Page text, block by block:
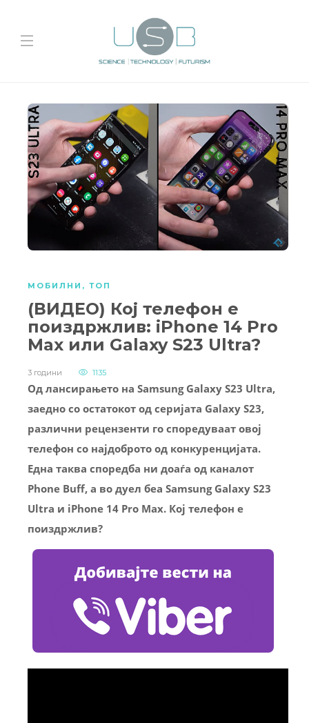
МОБИЛНИ , ТОП
(ВИДЕО) Кој телефон е
поиздржлив: iPhone 14 Pro
Max или Galaxy S23 Ultra?
3 години 1135
Од лансирањето на Samsung Galaxy S23 Ultra,
заедно со остатокот од серијата Galaxy S23,
различни рецензенти го споредуваат овој
телефон со најдоброто од конкуренцијата.
Една таква споредба ни доаѓа од каналот
Phone Buff, а во дуел беа Samsung Galaxy S23
Ultra и iPhone 14 Pro Max. Кој телефон е
поиздржлив?